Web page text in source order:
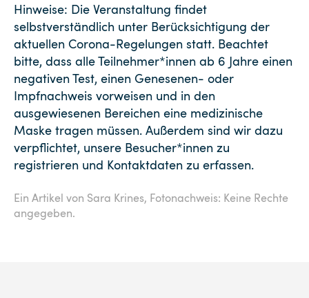
Hinweise: Die Veranstaltung findet
selbstverständlich unter Berücksichtigung der
aktuellen Corona-Regelungen statt. Beachtet
bitte, dass alle Teilnehmer*innen ab 6 Jahre einen
negativen Test, einen Genesenen- oder
Impfnachweis vorweisen und in den
ausgewiesenen Bereichen eine medizinische
Maske tragen müssen. Außerdem sind wir dazu
verpflichtet, unsere Besucher*innen zu
registrieren und Kontaktdaten zu erfassen.
Ein Artikel von Sara Krines, Fotonachweis: Keine Rechte
angegeben.